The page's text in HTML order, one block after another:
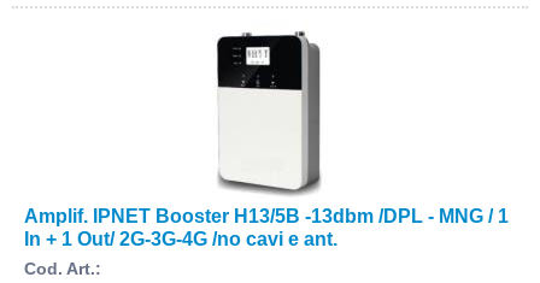
Amplif. IPNET Booster H13/5B -13dbm /DPL - MNG / 1
In + 1 Out/ 2G-3G-4G /no cavi e ant.
Cod. Art.: